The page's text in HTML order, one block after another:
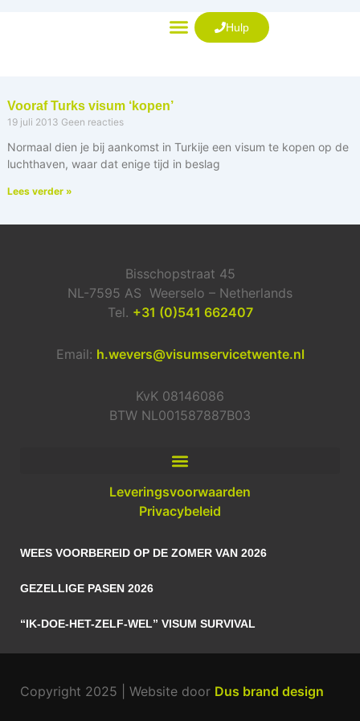
Hulp
Vooraf Turks visum ‘kopen’
19 juli 2013 Geen reacties
Normaal dien je bij aankomst in Turkije een visum te kopen op de
luchthaven, waar dat enige tijd in beslag
Lees verder »
Bisschopstraat 45
NL-7595 AS Weerselo – Netherlands
Tel. +31 (0)541 662407
Email: h.wevers@visumservicetwente.nl
KvK 08146086
BTW NL001587887B03
Leveringsvoorwaarden
Privacybeleid
WEES VOORBEREID OP DE ZOMER VAN 2026
GEZELLIGE PASEN 2026
“IK-DOE-HET-ZELF-WEL” VISUM SURVIVAL
Copyright 2025 | Website door Dus brand design